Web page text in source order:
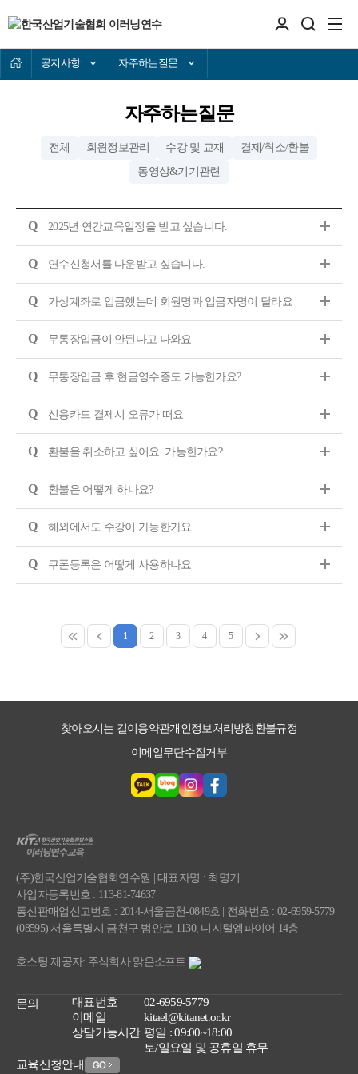
자주하는질문
공지사항 자주하는질문
전체 회원정보관리 수강 및 교재
결제/취소/환불
동영상&기기관련
Q 2025년 연간교육일정을 받고 싶습니다.
Q 연수신청서를 다운받고 싶습니다.
Q 가상계좌로 입금했는데 회원명과 입금자명이 달라요
Q 무통장입금이 안된다고 나와요
Q 무통장입금 후 현금영수증도 가능한가요?
Q 신용카드 결제시 오류가 떠요
Q 환불을 취소하고 싶어요. 가능한가요?
Q 환불은 어떻게 하나요?
Q 해외에서도 수강이 가능한가요
Q 쿠폰등록은 어떻게 사용하나요
1 2 3 4 5
찾아오시는 길이용약관개인정보처리방침 환불규정
이메일무단수집거부
(주)한국산업기술협회연수원 | 대표자명 : 최명기
사업자등록번호 : 113-81-74637
통신판매업신고번호 : 2014-서울금천-0849호 | 전화번호 : 02-6959-5779
(08595) 서울특별시 금천구 범안로 1130, 디지털엠파이어 14층
호스팅 제공자: 주식회사 맑은소프트
문의 대표번호
02-6959-5779
이메일
kitael@kitanet.or.kr
상담가능시간 평일 : 09:00~18:00
토/일요일 및 공휴일 휴무
교육신청안내